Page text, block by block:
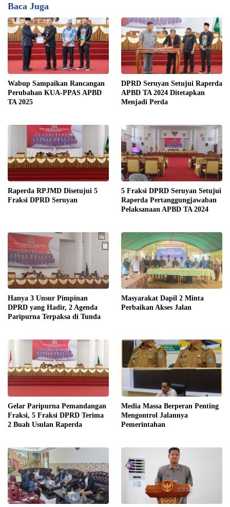
Baca Juga
Wabup Sampaikan Rancangan
Perubahan KUA-PPAS APBD
TA 2025
DPRD Seruyan Setujui Raperda
APBD TA 2024 Ditetapkan
Menjadi Perda
Raperda RPJMD Disetujui 5
Fraksi DPRD Seruyan
5 Fraksi DPRD Seruyan Setujui
Raperda Pertanggungjawaban
Pelaksanaan APBD TA 2024
Hanya 3 Unsur Pimpinan
DPRD yang Hadir, 2 Agenda
Paripurna Terpaksa di Tunda
Masyarakat Dapil 2 Minta
Perbaikan Akses Jalan
Gelar Paripurna Pemandangan
Fraksi, 5 Fraksi DPRD Terima
2 Buah Usulan Raperda
Media Massa Berperan Penting
Mengontrol Jalannya
Pemerintahan